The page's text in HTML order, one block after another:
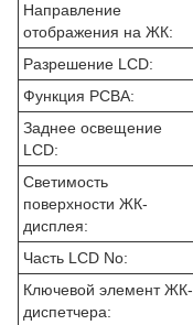
Направление
отображения на ЖК:
Разрешение LCD:
Функция PCBA:
Заднее освещение
LCD:
Светимость
поверхности ЖК-
дисплея:
Часть LCD No:
Ключевой элемент ЖК-
диспетчера: